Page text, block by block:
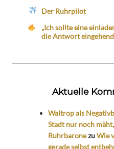
Der Ruhrpilot
„Ich sollte eine
die Antwort
Aktuelle
Waltrop als
Stadt nur noch
RuhrbaronezuWie
gerade selbst